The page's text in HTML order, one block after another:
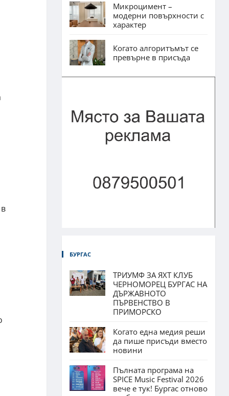
Микроцимент –
модерни повърхности с
характер
Когато алгоритъмът се
превърне в присъда
БУРГАС
ТРИУМФ ЗА ЯХТ КЛУБ
ЧЕРНОМОРЕЦ БУРГАС НА
ДЪРЖАВНОТО
ПЪРВЕНСТВО В
ПРИМОРСКО
Когато една медия реши
да пише присъди вместо
новини
Пълната програма на
SPICE Music Festival 2026
вече е тук! Бургас отново